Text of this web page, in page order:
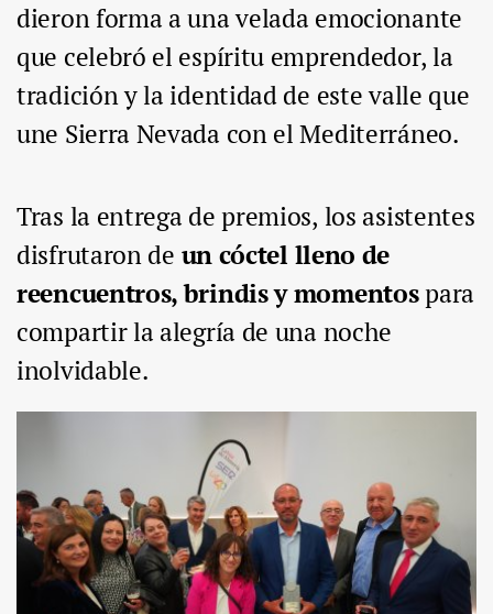
dieron forma a una velada emocionante
que celebró el espíritu emprendedor, la
tradición y la identidad de este valle que
une Sierra Nevada con el Mediterráneo.
Tras la entrega de premios, los asistentes
disfrutaron de un cóctel lleno de
reencuentros, brindis y momentospara
compartir la alegría de una noche
inolvidable.